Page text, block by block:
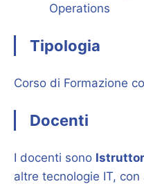
Operations
Tipologia
Corso di Formazione
Docenti
I docenti sono
altre tecnologie IT,